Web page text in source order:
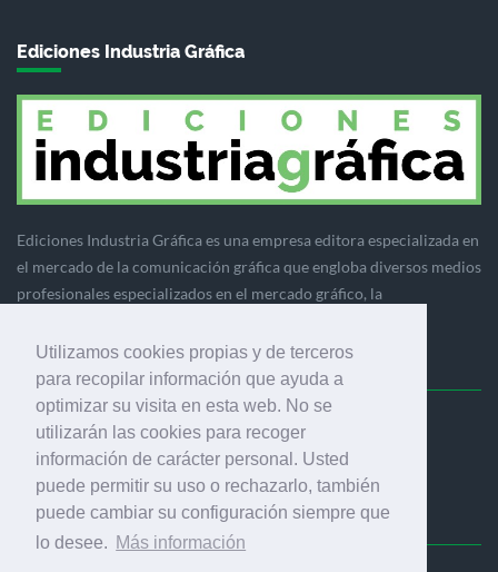
Utilizamos cookies propias y de terceros
para recopilar información que ayuda a
optimizar su visita en esta web. No se
utilizarán las cookies para recoger
información de carácter personal. Usted
puede permitir su uso o rechazarlo, también
puede cambiar su configuración siempre que
lo desee. Más información
Ediciones Industria Gráfica
Ediciones Industria Gráfica es una empresa editora especializada en
el mercado de la comunicación gráfica que engloba diversos medios
profesionales especializados en el mercado gráfico, la
Ediciones Industria Gráfica, S.C.P.
Calle Fluvià 257, bajos, 08020 Barcelona (España)